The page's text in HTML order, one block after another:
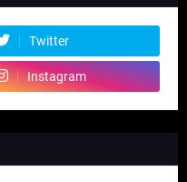
Twitter
Instagram